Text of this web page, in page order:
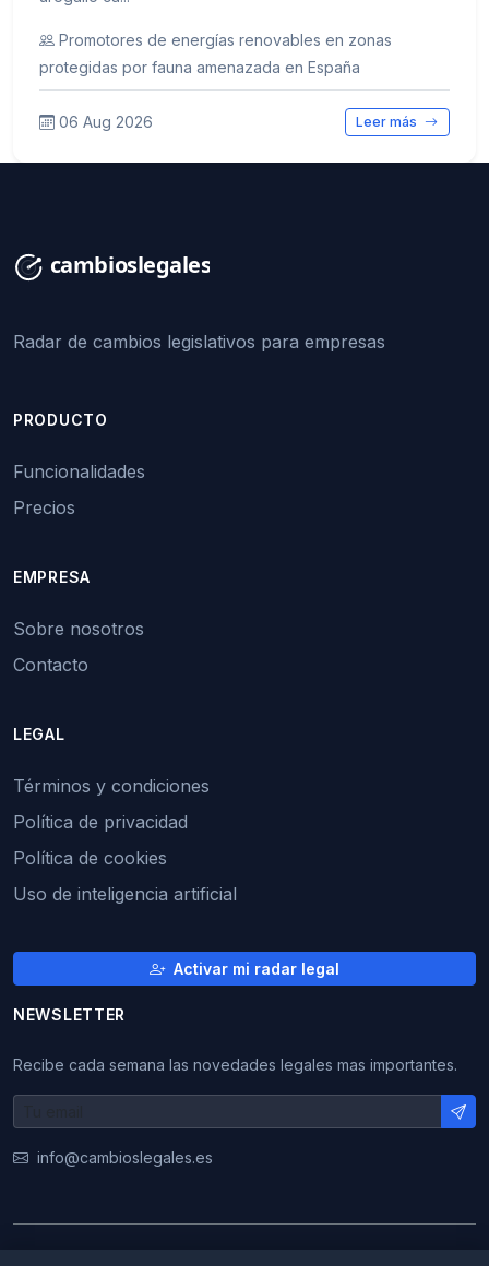
Promotores de energías renovables en zonas
protegidas por fauna amenazada en España
06 Aug 2026 Leer más
Radar de cambios legislativos para empresas
PRODUCTO
Funcionalidades
Precios
EMPRESA
Sobre nosotros
Contacto
LEGAL
Términos y condiciones
Política de privacidad
Política de cookies
Uso de inteligencia artificial
Activar mi radar legal
NEWSLETTER
Recibe cada semana las novedades legales mas importantes.
info@cambioslegales.es